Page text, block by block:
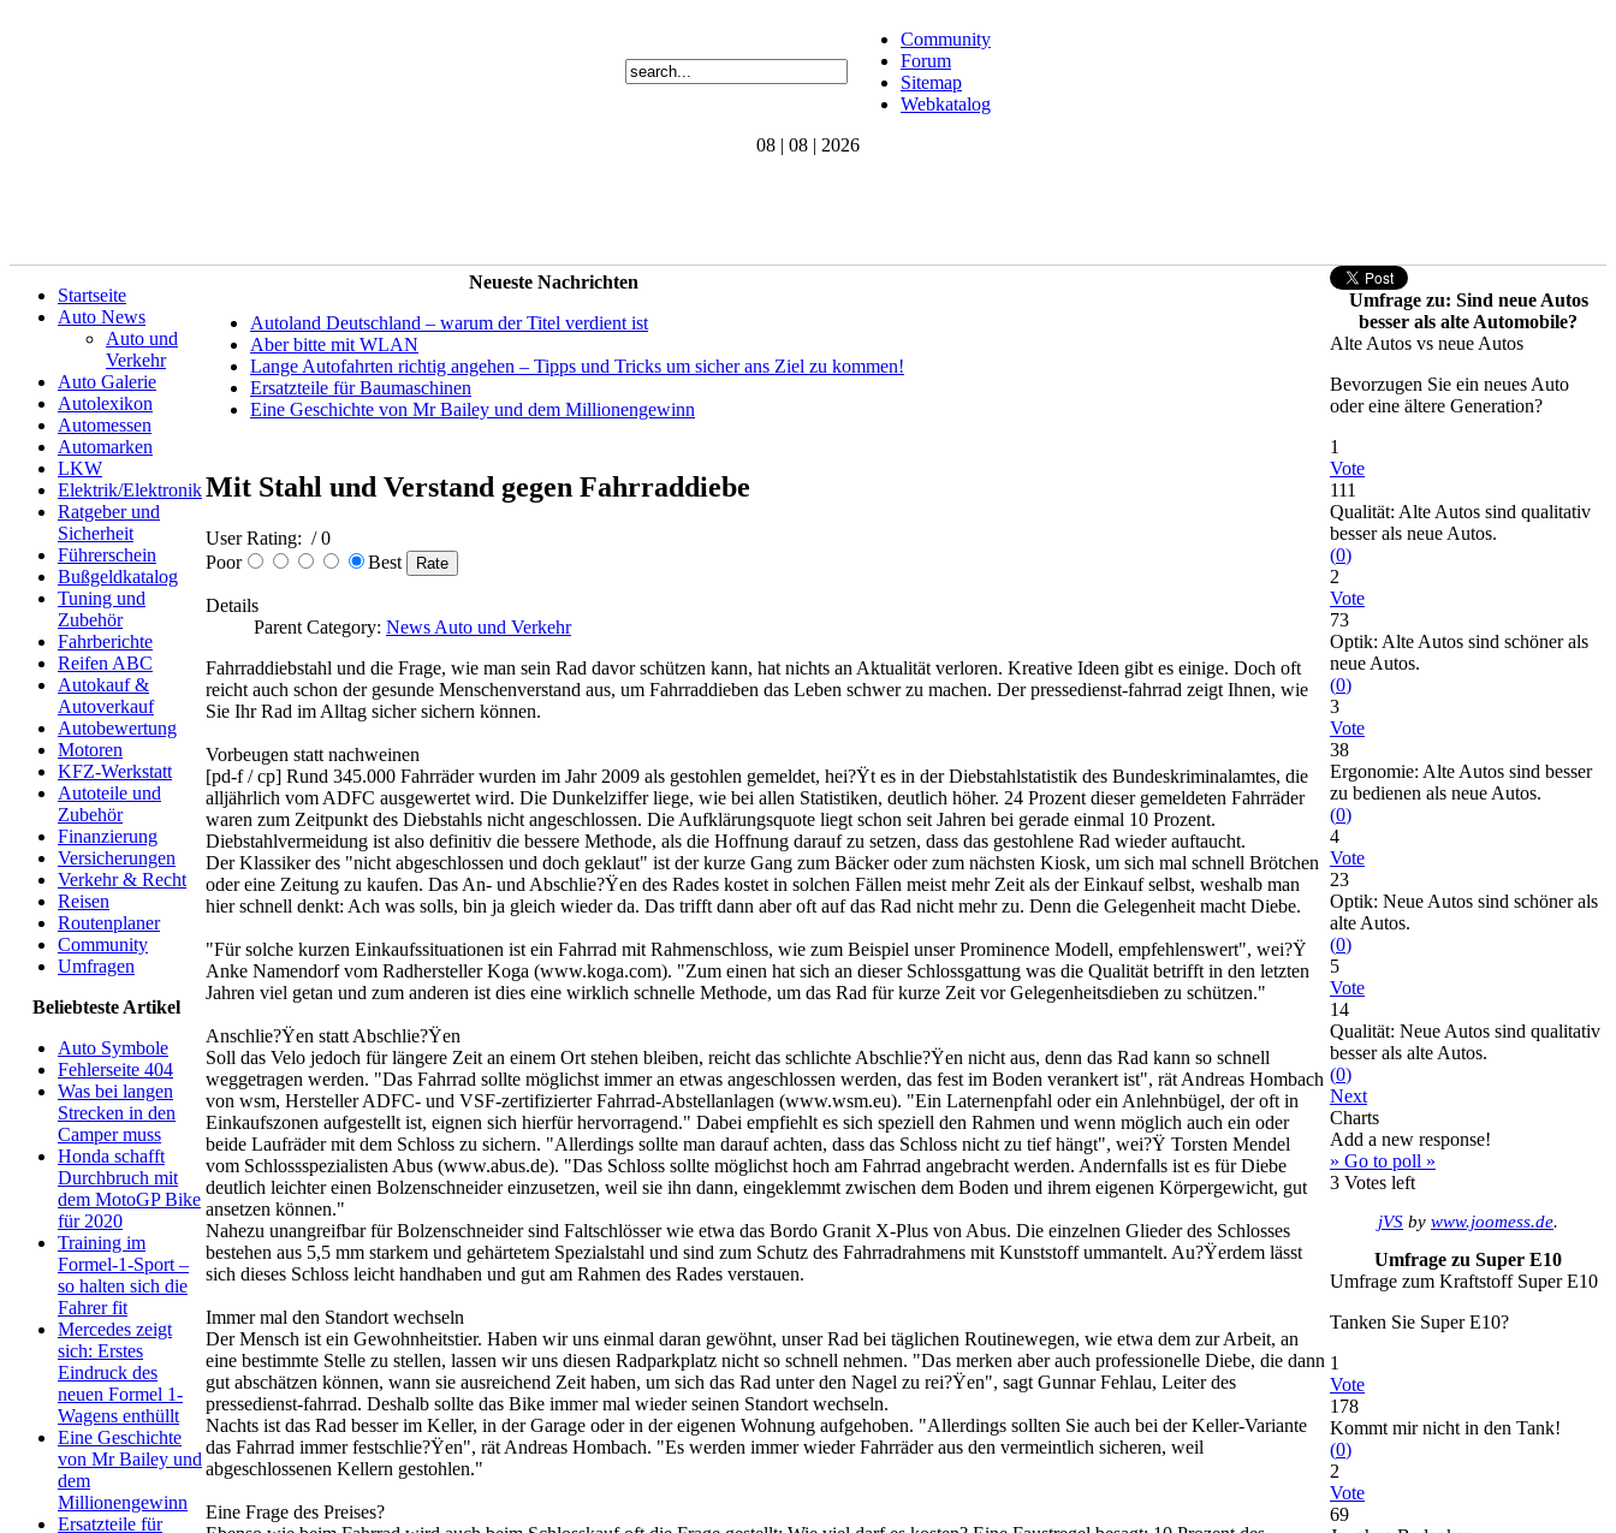
Community
Forum
Sitemap
Webkatalog
08 | 08 | 2026
Startseite
Auto News
Auto und
Verkehr
Auto Galerie
Autolexikon
Automessen
Automarken
LKW
Elektrik/Elektronik
Ratgeber und
Sicherheit
Führerschein
Bußgeldkatalog
Tuning und
Zubehör
Fahrberichte
Reifen ABC
Autokauf &
Autoverkauf
Autobewertung
Motoren
KFZ-Werkstatt
Autoteile und
Zubehör
Finanzierung
Versicherungen
Verkehr & Recht
Reisen
Routenplaner
Community
Umfragen
Beliebteste Artikel
Auto Symbole
Fehlerseite 404
Was bei langen
Strecken in den
Camper muss
Honda schafft
Durchbruch mit
dem MotoGP Bike
für 2020
Training im
Formel-1-Sport –
so halten sich die
Fahrer fit
Mercedes zeigt
sich: Erstes
Eindruck des
neuen Formel 1-
Wagens enthüllt
Eine Geschichte
von Mr Bailey und
dem
Millionengewinn
Ersatzteile für
Neueste Nachrichten
Autoland Deutschland – warum der Titel verdient ist
Aber bitte mit WLAN
Lange Autofahrten richtig angehen – Tipps und Tricks um sicher ans Ziel zu kommen!
Ersatzteile für Baumaschinen
Eine Geschichte von Mr Bailey und dem Millionengewinn
Mit Stahl und Verstand gegen Fahrraddiebe
User Rating: / 0
Poor
Best
Details
Parent Category: News Auto und Verkehr
Fahrraddiebstahl und die Frage, wie man sein Rad davor schützen kann, hat nichts an Aktualität verloren. Kreative Ideen gibt es einige. Doch oft
reicht auch schon der gesunde Menschenverstand aus, um Fahrraddieben das Leben schwer zu machen. Der pressedienst-fahrrad zeigt Ihnen, wie
Sie Ihr Rad im Alltag sicher sichern können.
Vorbeugen statt nachweinen
[pd-f / cp] Rund 345.000 Fahrräder wurden im Jahr 2009 als gestohlen gemeldet, hei?Ÿt es in der Diebstahlstatistik des Bundeskriminalamtes, die
alljährlich vom ADFC ausgewertet wird. Die Dunkelziffer liege, wie bei allen Statistiken, deutlich höher. 24 Prozent dieser gemeldeten Fahrräder
waren zum Zeitpunkt des Diebstahls nicht angeschlossen. Die Aufklärungsquote liegt schon seit Jahren bei gerade einmal 10 Prozent.
Diebstahlvermeidung ist also definitiv die bessere Methode, als die Hoffnung darauf zu setzen, dass das gestohlene Rad wieder auftaucht.
Der Klassiker des "nicht abgeschlossen und doch geklaut" ist der kurze Gang zum Bäcker oder zum nächsten Kiosk, um sich mal schnell Brötchen
oder eine Zeitung zu kaufen. Das An- und Abschlie?Ÿen des Rades kostet in solchen Fällen meist mehr Zeit als der Einkauf selbst, weshalb man
hier schnell denkt: Ach was solls, bin ja gleich wieder da. Das trifft dann aber oft auf das Rad nicht mehr zu. Denn die Gelegenheit macht Diebe.
"Für solche kurzen Einkaufssituationen ist ein Fahrrad mit Rahmenschloss, wie zum Beispiel unser Prominence Modell, empfehlenswert", wei?Ÿ
Anke Namendorf vom Radhersteller Koga (www.koga.com). "Zum einen hat sich an dieser Schlossgattung was die Qualität betrifft in den letzten
Jahren viel getan und zum anderen ist dies eine wirklich schnelle Methode, um das Rad für kurze Zeit vor Gelegenheitsdieben zu schützen."
Anschlie?Ÿen statt Abschlie?Ÿen
Soll das Velo jedoch für längere Zeit an einem Ort stehen bleiben, reicht das schlichte Abschlie?Ÿen nicht aus, denn das Rad kann so schnell
weggetragen werden. "Das Fahrrad sollte möglichst immer an etwas angeschlossen werden, das fest im Boden verankert ist", rät Andreas Hombach
von wsm, Hersteller ADFC- und VSF-zertifizierter Fahrrad-Abstellanlagen (www.wsm.eu). "Ein Laternenpfahl oder ein Anlehnbügel, der oft in
Einkaufszonen aufgestellt ist, eignen sich hierfür hervorragend." Dabei empfiehlt es sich speziell den Rahmen und wenn möglich auch ein oder
beide Laufräder mit dem Schloss zu sichern. "Allerdings sollte man darauf achten, dass das Schloss nicht zu tief hängt", wei?Ÿ Torsten Mendel
vom Schlossspezialisten Abus (www.abus.de). "Das Schloss sollte möglichst hoch am Fahrrad angebracht werden. Andernfalls ist es für Diebe
deutlich leichter einen Bolzenschneider einzusetzen, weil sie ihn dann, eingeklemmt zwischen dem Boden und ihrem eigenen Körpergewicht, gut
ansetzen können."
Nahezu unangreifbar für Bolzenschneider sind Faltschlösser wie etwa das Bordo Granit X-Plus von Abus. Die einzelnen Glieder des Schlosses
bestehen aus 5,5 mm starkem und gehärtetem Spezialstahl und sind zum Schutz des Fahrradrahmens mit Kunststoff ummantelt. Au?Ÿerdem lässt
sich dieses Schloss leicht handhaben und gut am Rahmen des Rades verstauen.
Immer mal den Standort wechseln
Der Mensch ist ein Gewohnheitstier. Haben wir uns einmal daran gewöhnt, unser Rad bei täglichen Routinewegen, wie etwa dem zur Arbeit, an
eine bestimmte Stelle zu stellen, lassen wir uns diesen Radparkplatz nicht so schnell nehmen. "Das merken aber auch professionelle Diebe, die dann
gut abschätzen können, wann sie ausreichend Zeit haben, um sich das Rad unter den Nagel zu rei?Ÿen", sagt Gunnar Fehlau, Leiter des
pressedienst-fahrrad. Deshalb sollte das Bike immer mal wieder seinen Standort wechseln.
Nachts ist das Rad besser im Keller, in der Garage oder in der eigenen Wohnung aufgehoben. "Allerdings sollten Sie auch bei der Keller-Variante
das Fahrrad immer festschlie?Ÿen", rät Andreas Hombach. "Es werden immer wieder Fahrräder aus den vermeintlich sicheren, weil
abgeschlossenen Kellern gestohlen."
Eine Frage des Preises?
Umfrage zu: Sind neue Autos
besser als alte Automobile?
Alte Autos vs neue Autos
Bevorzugen Sie ein neues Auto
oder eine ältere Generation?
1
Vote
111
Qualität: Alte Autos sind qualitativ
besser als neue Autos.
(0)
2
Vote
73
Optik: Alte Autos sind schöner als
neue Autos.
(0)
3
Vote
38
Ergonomie: Alte Autos sind besser
zu bedienen als neue Autos.
(0)
4
Vote
23
Optik: Neue Autos sind schöner als
alte Autos.
(0)
5
Vote
14
Qualität: Neue Autos sind qualitativ
besser als alte Autos.
(0)
Next
Charts
Add a new response!
» Go to poll »
3 Votes left
jVS by www.joomess.de.
Umfrage zu Super E10
Umfrage zum Kraftstoff Super E10
Tanken Sie Super E10?
1
Vote
178
Kommt mir nicht in den Tank!
(0)
2
Vote
69